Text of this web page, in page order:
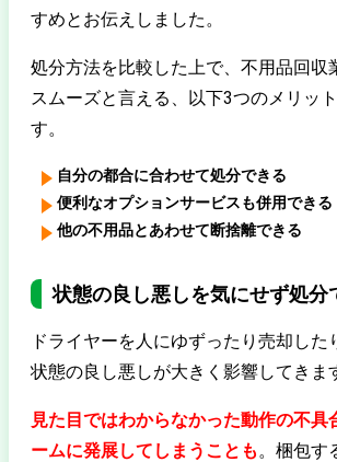
すめとお伝えしました。
処分方法を比較した上で、不用品回収
スムーズと言える、以下3つのメリッ
す。
自分の都合に合わせて処分できる
便利なオプションサービスも併用できる
他の不用品とあわせて断捨離できる
状態の良し悪しを気にせず処分
ドライヤーを人にゆずったり売却した
状態の良し悪しが大きく影響してきま
見た目ではわからなかった動作の不具
ームに発展してしまうことも 。梱包す